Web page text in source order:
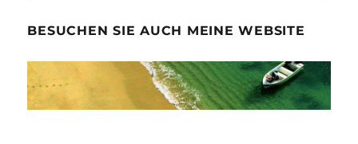
BESUCHEN SIE AUCH MEINE WEBSITE